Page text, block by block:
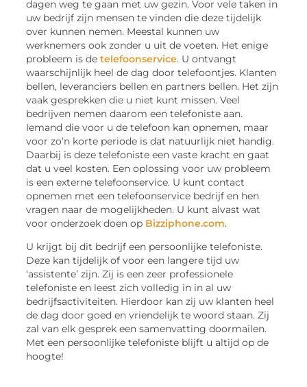
dagen weg te gaan met uw gezin. Voor vele taken in
uw bedrijf zijn mensen te vinden die deze tijdelijk
over kunnen nemen. Meestal kunnen uw
werknemers ook zonder u uit de voeten. Het enige
probleem is detelefoonservice. U ontvangt
waarschijnlijk heel de dag door telefoontjes. Klanten
bellen, leveranciers bellen en partners bellen. Het zijn
vaak gesprekken die u niet kunt missen. Veel
bedrijven nemen daarom een telefoniste aan.
Iemand die voor u de telefoon kan opnemen, maar
voor zo’n korte periode is dat natuurlijk niet handig.
Daarbij is deze telefoniste een vaste kracht en gaat
dat u veel kosten. Een oplossing voor uw probleem
is een externe telefoonservice. U kunt contact
opnemen met een telefoonservice bedrijf en hen
vragen naar de mogelijkheden. U kunt alvast wat
voor onderzoek doen op Bizziphone.com.
U krijgt bij dit bedrijf een persoonlijke telefoniste.
Deze kan tijdelijk of voor een langere tijd uw
‘assistente’ zijn. Zij is een zeer professionele
telefoniste en leest zich volledig in in al uw
bedrijfsactiviteiten. Hierdoor kan zij uw klanten heel
de dag door goed en vriendelijk te woord staan. Zij
zal van elk gesprek een samenvatting doormailen.
Met een persoonlijke telefoniste blijft u altijd op de
hoogte!